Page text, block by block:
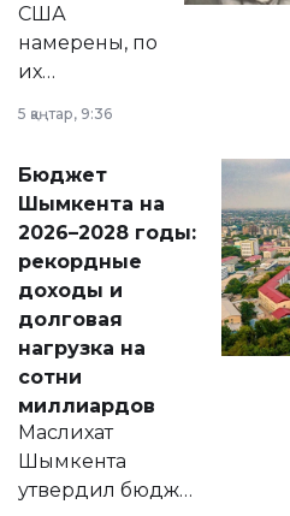
США
намерены, по
их
принести
народу
Венесуэлы.
5 қаңтар, 9:36
Бюджет
Шымкента на
2026–2028 годы:
рекордные
доходы и
долговая
нагрузка на
сотни
миллиардов
Маслихат
Шымкента
утвердил бюджет